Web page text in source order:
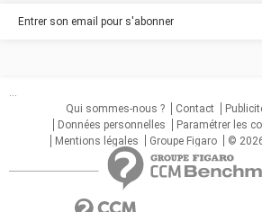
...
Qui sommes-nous ?
Contact
Données personnelles
Paramétrer les
Mentions légales
Groupe Figaro ©